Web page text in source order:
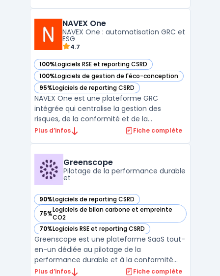
avec la Responsabilité Sociétale des
Entreprises ...
NAVEX One
NAVEX One : automatisation GRC et
ESG
4.7
100%Logiciels RSE et reporting CSRD
— voir NAVEX One dans cette catégorie
100%Logiciels de gestion de l'éco-conception
— voir NAVEX One dans cette catégorie
95%Logiciels de reporting CSRD
— voir NAVEX One dans cette catégorie
NAVEX One est une plateforme GRC
intégrée qui centralise la gestion des
risques, de la conformité et de la
gouvernance. Avec un large éventail
des obligations de conformité pour les
entreprises de toute taille. En ...
Plus d’infos Fiche complète
Greenscope
Pilotage de la performance durable
et
90%Logiciels de reporting CSRD
— voir Greenscope dans cette catégorie
75%Logiciels de bilan carbone et empreinte
CO2
— voir Greenscope dans cette catégorie
70%Logiciels RSE et reporting CSRD
— voir Greenscope dans cette catégorie
Greenscope est une plateforme SaaS tout-
en-un dédiée au pilotage de la
performance durable et à la conformité
réglementaire ESG. Elle automatise la
Plus d’infos Fiche complète